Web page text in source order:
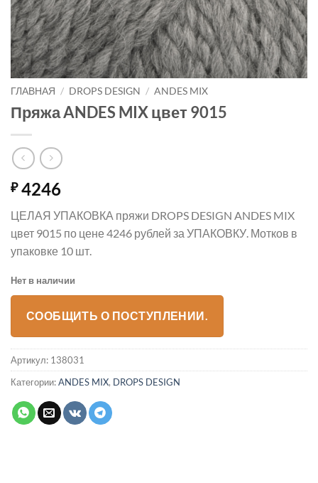
ГЛАВНАЯ / DROPS DESIGN / ANDES MIX
Пряжа ANDES MIX цвет 9015
₽4246
ЦЕЛАЯ УПАКОВКА пряжи DROPS DESIGN ANDES MIX
цвет 9015 по цене 4246 рублей за УПАКОВКУ. Мотков в
упаковке 10 шт.
Нет в наличии
СООБЩИТЬ О ПОСТУПЛЕНИИ.
Артикул: 138031
Категории:ANDES MIX, DROPS DESIGN